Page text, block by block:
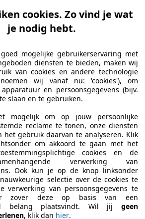
Ov
1.5 TSI Highline DSG | 7
cookies. Zo vind je wat
je nodig hebt.
mogelijke gebruikerservaring met
diensten te bieden, maken wij
van cookies en andere technologie
wij vanaf nu: 'cookies'), om
en persoonsgegevens (bijv.
slaan en te gebruiken.
mogelijk om op jouw persoonlijke
reclame te tonen, onze diensten
het gebruik daarvan te analyseren. Klik
om akkoord te gaan met het
cookies en de
verwerking van
Ook kun je op de knop linksonder
selectie over de cookies te
verwerking van persoonsgegevens te
zover deze op basis van een
belang plaatsvindt. Wil jij geen
, klik dan hier.